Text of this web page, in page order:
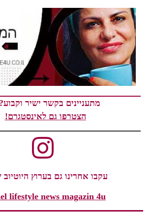
מתעניינים בקשר ישיר
הצטרפו גם לאינסטגרם!
עקבו אחרינו גם בערוץ היוטיוב
lifestyle news magazin 4u